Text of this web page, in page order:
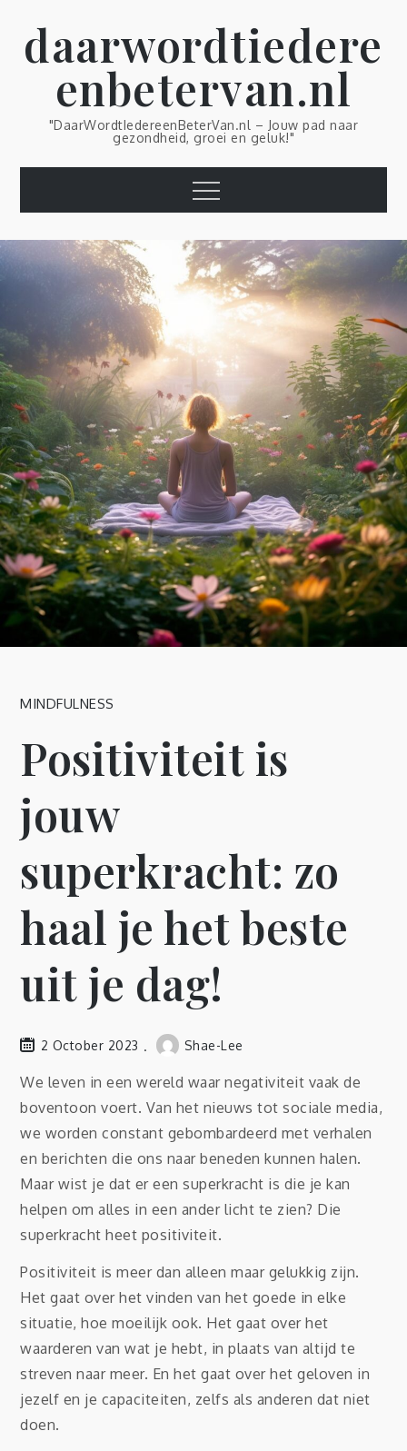
contentdaarwordtiedere
enbetervan.nl
"DaarWordtIedereenBeterVan.nl – Jouw pad naar
gezondheid, groei en geluk!"
Menu
MINDFULNESS
Positiviteit is
jouw
superkracht: zo
haal je het beste
uit je dag!
2 October 2023 Shae-Lee
We leven in een wereld waar negativiteit vaak de
boventoon voert. Van het nieuws tot sociale media,
we worden constant gebombardeerd met verhalen
en berichten die ons naar beneden kunnen halen.
Maar wist je dat er een superkracht is die je kan
helpen om alles in een ander licht te zien? Die
superkracht heet positiviteit.
Positiviteit is meer dan alleen maar gelukkig zijn.
Het gaat over het vinden van het goede in elke
situatie, hoe moeilijk ook. Het gaat over het
waarderen van wat je hebt, in plaats van altijd te
streven naar meer. En het gaat over het geloven in
jezelf en je capaciteiten, zelfs als anderen dat niet
doen.